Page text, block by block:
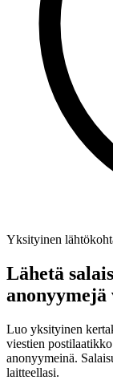
Yksityinen
Lähetä
anonyymejä
Luo yksityinen
viestien
anonyymeinä.
laitteellasi.